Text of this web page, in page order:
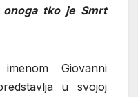
tko je Smrt
Giovanni
u svojoj